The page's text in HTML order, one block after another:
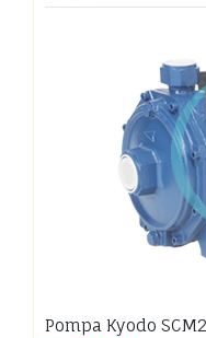
Pompa Kyodo